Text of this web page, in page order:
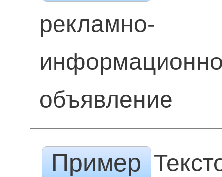
рекламно-
объявление
Пример